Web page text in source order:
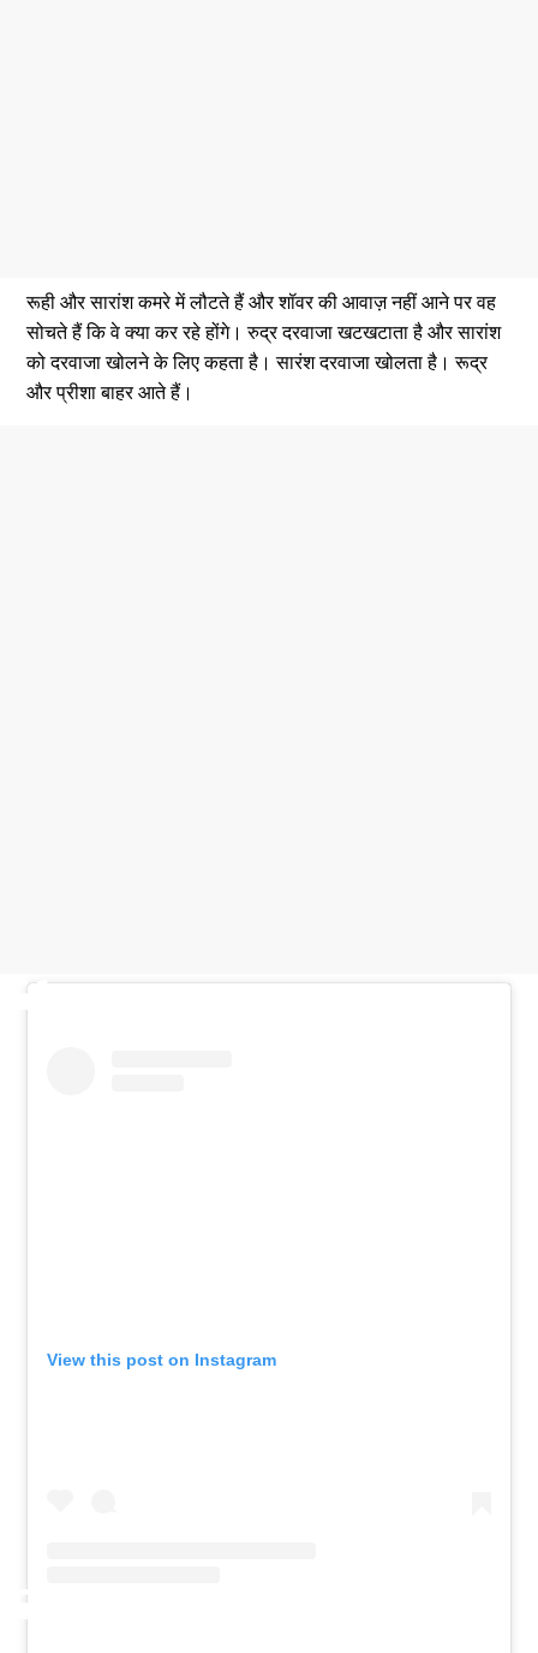
रूही और सारांश कमरे में लौटते हैं और शॉवर की आवाज़ नहीं आने पर वह
सोचते हैं कि वे क्या कर रहे होंगे। रुद्र दरवाजा खटखटाता है और सारांश
को दरवाजा खोलने के लिए कहता है। सारंश दरवाजा खोलता है। रूद्र
और प्रीशा बाहर आते हैं।
View this post on Instagram